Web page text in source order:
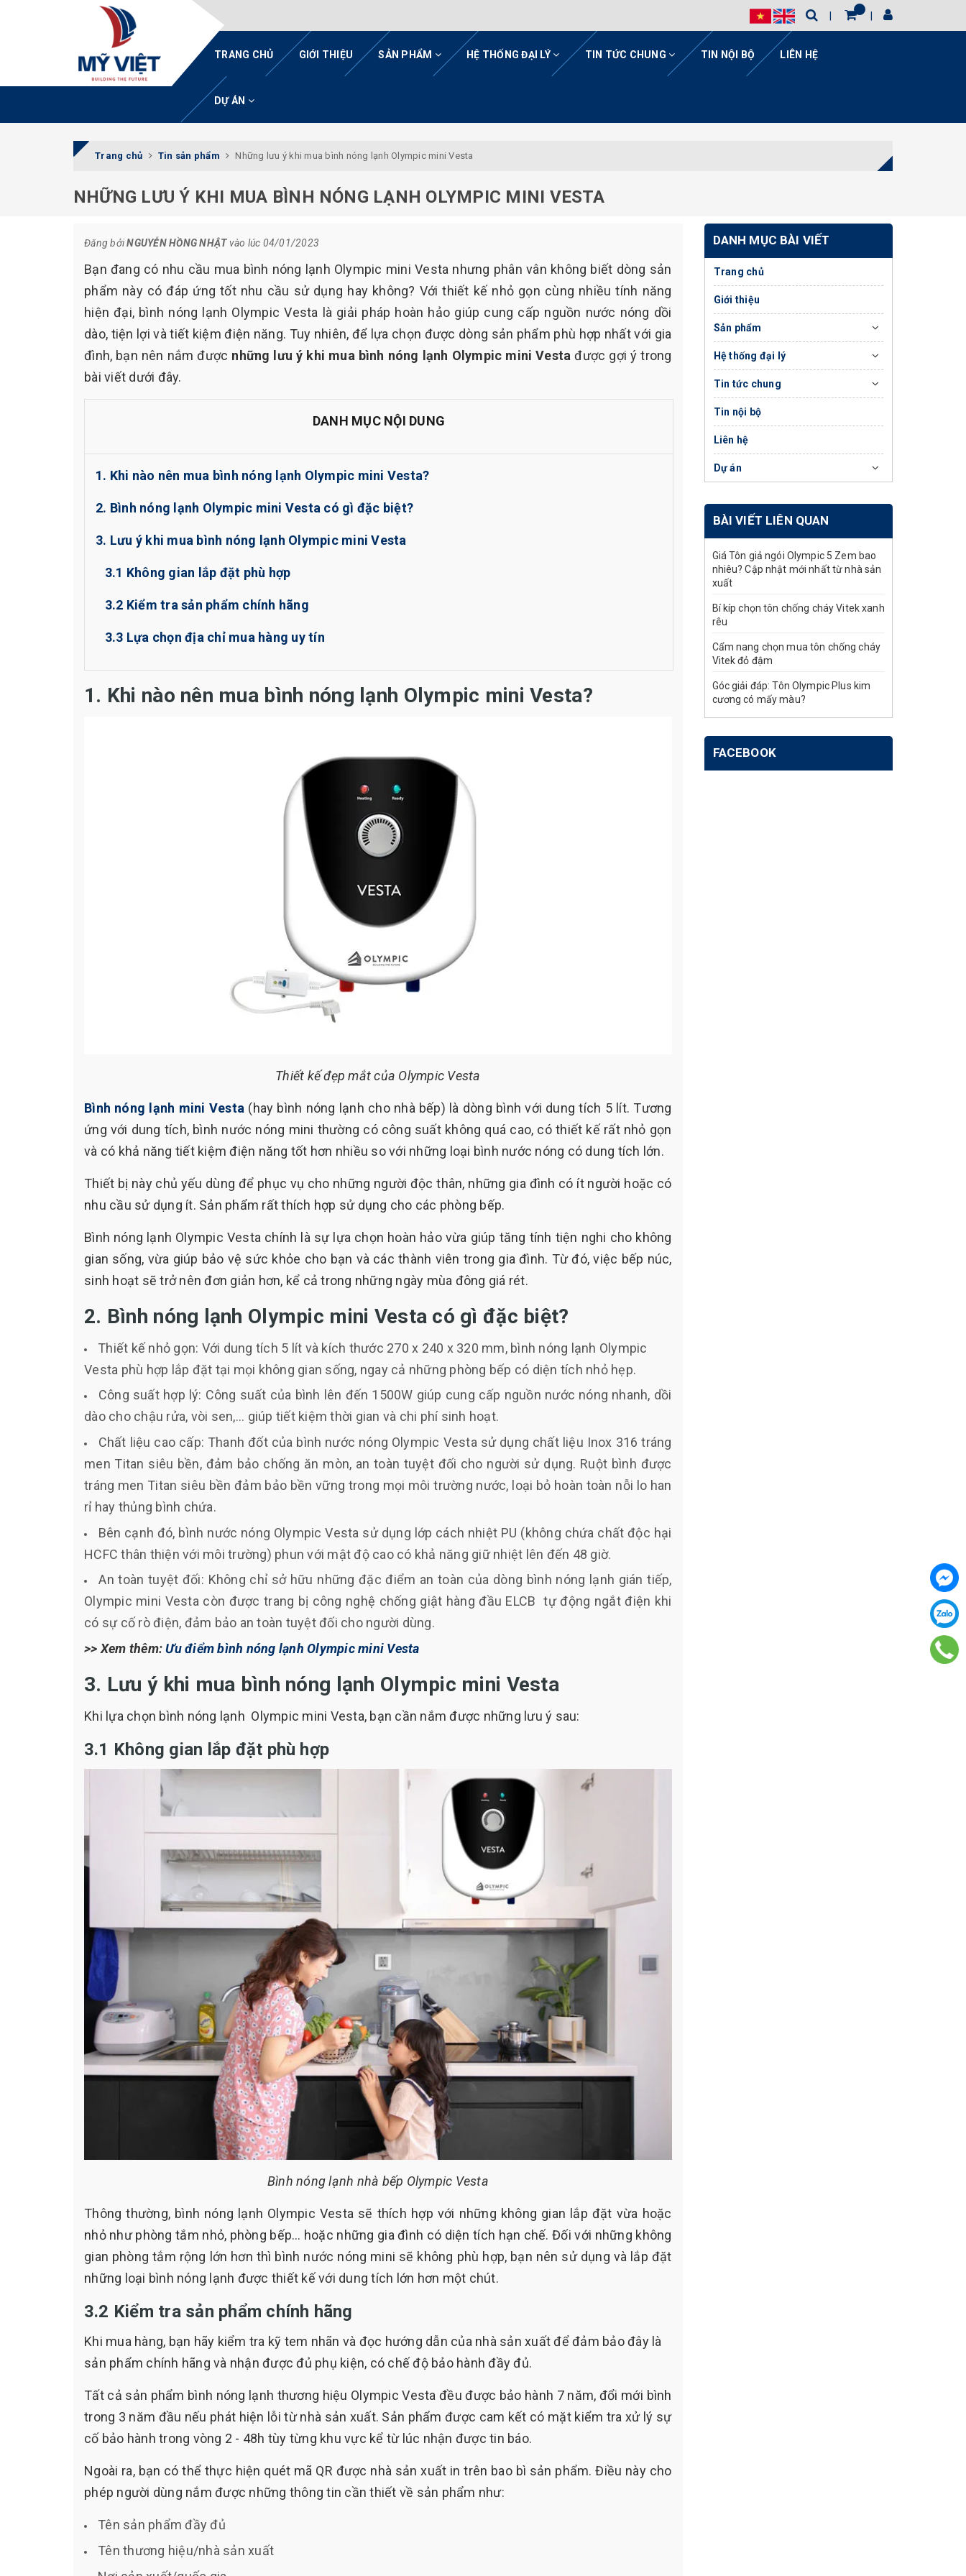
TRANG CHỦ GIỚI THIỆU SẢN PHẨM HỆ THỐNG ĐẠI LÝ TIN TỨC CHUNG TIN NỘI BỘ LIÊN HỆ
DỰ ÁN
Trang chủ Tin sản phẩm Những lưu ý khi mua bình nóng lạnh Olympic mini Vesta
NHỮNG LƯU Ý KHI MUA BÌNH NÓNG LẠNH OLYMPIC MINI VESTA
Đăng bởiNGUYỄN HỒNG NHẬTvào lúc 04/01/2023
Bạn đang có nhu cầu mua bình nóng lạnh Olympic mini Vesta nhưng phân vân không biết dòng sản
phẩm này có đáp ứng tốt nhu cầu sử dụng hay không? Với thiết kế nhỏ gọn cùng nhiều tính năng
hiện đại, bình nóng lạnh Olympic Vesta là giải pháp hoàn hảo giúp cung cấp nguồn nước nóng dồi
dào, tiện lợi và tiết kiệm điện năng. Tuy nhiên, để lựa chọn được dòng sản phẩm phù hợp nhất với gia
đình, bạn nên nắm được những lưu ý khi mua bình nóng lạnh Olympic mini Vesta được gợi ý trong
bài viết dưới đây.
DANH MỤC NỘI DUNG
1. Khi nào nên mua bình nóng lạnh Olympic mini Vesta?
2. Bình nóng lạnh Olympic mini Vesta có gì đặc biệt?
3. Lưu ý khi mua bình nóng lạnh Olympic mini Vesta
3.1 Không gian lắp đặt phù hợp
3.2 Kiểm tra sản phẩm chính hãng
3.3 Lựa chọn địa chỉ mua hàng uy tín
1. Khi nào nên mua bình nóng lạnh Olympic mini Vesta?
Thiết kế đẹp mắt của Olympic Vesta
Bình nóng lạnh mini Vesta (hay bình nóng lạnh cho nhà bếp) là dòng bình với dung tích 5 lít. Tương
ứng với dung tích, bình nước nóng mini thường có công suất không quá cao, có thiết kế rất nhỏ gọn
và có khả năng tiết kiệm điện năng tốt hơn nhiều so với những loại bình nước nóng có dung tích lớn.
Thiết bị này chủ yếu dùng để phục vụ cho những người độc thân, những gia đình có ít người hoặc có
nhu cầu sử dụng ít. Sản phẩm rất thích hợp sử dụng cho các phòng bếp.
Bình nóng lạnh Olympic Vesta chính là sự lựa chọn hoàn hảo vừa giúp tăng tính tiện nghi cho không
gian sống, vừa giúp bảo vệ sức khỏe cho bạn và các thành viên trong gia đình. Từ đó, việc bếp núc,
sinh hoạt sẽ trở nên đơn giản hơn, kể cả trong những ngày mùa đông giá rét.
2. Bình nóng lạnh Olympic mini Vesta có gì đặc biệt?
Thiết kế nhỏ gọn: Với dung tích 5 lít và kích thước 270 x 240 x 320 mm, bình nóng lạnh Olympic
Vesta phù hợp lắp đặt tại mọi không gian sống, ngay cả những phòng bếp có diện tích nhỏ hẹp.
Công suất hợp lý: Công suất của bình lên đến 1500W giúp cung cấp nguồn nước nóng nhanh, dồi
dào cho chậu rửa, vòi sen,... giúp tiết kiệm thời gian và chi phí sinh hoạt.
Chất liệu cao cấp: Thanh đốt của bình nước nóng Olympic Vesta sử dụng chất liệu Inox 316 tráng
men Titan siêu bền, đảm bảo chống ăn mòn, an toàn tuyệt đối cho người sử dụng. Ruột bình được
tráng men Titan siêu bền đảm bảo bền vững trong mọi môi trường nước, loại bỏ hoàn toàn nỗi lo han
rỉ hay thủng bình chứa.
Bên cạnh đó, bình nước nóng Olympic Vesta sử dụng lớp cách nhiệt PU (không chứa chất độc hại
HCFC thân thiện với môi trường) phun với mật độ cao có khả năng giữ nhiệt lên đến 48 giờ.
An toàn tuyệt đối: Không chỉ sở hữu những đặc điểm an toàn của dòng bình nóng lạnh gián tiếp,
Olympic mini Vesta còn được trang bị công nghệ chống giật hàng đầu ELCB tự động ngắt điện khi
có sự cố rò điện, đảm bảo an toàn tuyệt đối cho người dùng.
>> Xem thêm:Ưu điểm bình nóng lạnh Olympic mini Vesta
3. Lưu ý khi mua bình nóng lạnh Olympic mini Vesta
Khi lựa chọn bình nóng lạnh Olympic mini Vesta, bạn cần nắm được những lưu ý sau:
3.1 Không gian lắp đặt phù hợp
Bình nóng lạnh nhà bếp Olympic Vesta
Thông thường, bình nóng lạnh Olympic Vesta sẽ thích hợp với những không gian lắp đặt vừa hoặc
nhỏ như phòng tắm nhỏ, phòng bếp… hoặc những gia đình có diện tích hạn chế. Đối với những không
gian phòng tắm rộng lớn hơn thì bình nước nóng mini sẽ không phù hợp, bạn nên sử dụng và lắp đặt
những loại bình nóng lạnh được thiết kế với dung tích lớn hơn một chút.
3.2 Kiểm tra sản phẩm chính hãng
Khi mua hàng, bạn hãy kiểm tra kỹ tem nhãn và đọc hướng dẫn của nhà sản xuất để đảm bảo đây là
sản phẩm chính hãng và nhận được đủ phụ kiện, có chế độ bảo hành đầy đủ.
Tất cả sản phẩm bình nóng lạnh thương hiệu Olympic Vesta đều được bảo hành 7 năm, đổi mới bình
trong 3 năm đầu nếu phát hiện lỗi từ nhà sản xuất. Sản phẩm được cam kết có mặt kiểm tra xử lý sự
cố bảo hành trong vòng 2 - 48h tùy từng khu vực kể từ lúc nhận được tin báo.
Ngoài ra, bạn có thể thực hiện quét mã QR được nhà sản xuất in trên bao bì sản phẩm. Điều này cho
phép người dùng nắm được những thông tin cần thiết về sản phẩm như:
Tên sản phẩm đầy đủ
Tên thương hiệu/nhà sản xuất
DANH MỤC BÀI VIẾT
Trang chủ
Giới thiệu
Sản phẩm
Hệ thống đại lý
Tin tức chung
Tin nội bộ
Liên hệ
Dự án
BÀI VIẾT LIÊN QUAN
Giá Tôn giả ngói Olympic 5 Zem bao
nhiêu? Cập nhật mới nhất từ nhà sản
xuất
Bí kíp chọn tôn chống cháy Vitek xanh
rêu
Cẩm nang chọn mua tôn chống cháy
Vitek đỏ đậm
Góc giải đáp: Tôn Olympic Plus kim
cương có mấy màu?
FACEBOOK